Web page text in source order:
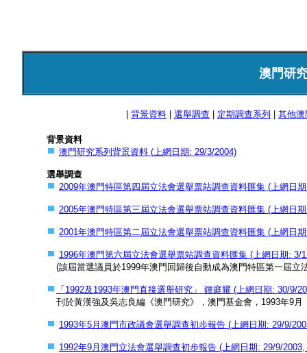
澳門研
背景資料 選舉調查 定期調查系列 其他澳
背景資料
澳門研究系列背景資料 (上網日期: 29/3/2004)
選舉調查
2009年澳門特區第四屆立法會選舉票站調查資料匯集 (上網日
2005年澳門特區第三屆立法會選舉票站調查資料匯集 (上網日
2001年澳門特區第二屆立法會選舉票站調查資料匯集 (上網日
1996年澳門第六屆立法會選舉票站調查資料匯集 (上網日期: 3/
(該屆當選議員於1999年澳門回歸後自動成為澳門特區第一屆立
「1992及1993年澳門直接選舉研究」 鍾庭耀 (上網日期: 30/9/
刊於黃漢強及吳志良編《澳門研究》，澳門基金會，1993年9月
1993年5月澳門市政議會選舉調查初步報告 (上網日期: 29/9/
1992年9月澳門立法會選舉調查初步報告 (上網日期: 29/9/